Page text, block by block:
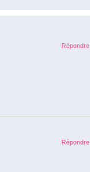
Répondre
Répondre